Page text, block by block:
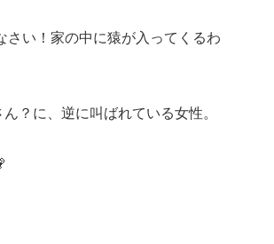
さい！家の中に猿が入ってくるわ
？に、逆に叫ばれている女性。